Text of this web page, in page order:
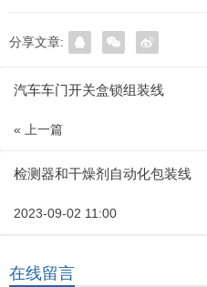
分享文章:
汽车车门开关盒锁组装线
« 上一篇
检测器和干燥剂自动化包装线
2023-09-02 11:00
在线留言